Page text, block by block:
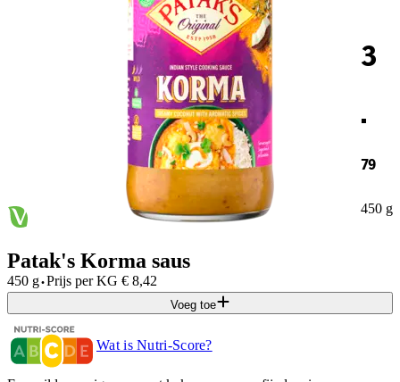
3
.
79
450 g
Patak's Korma saus
450 g·Prijs per KG € 8,42
Voeg toe
Wat is Nutri-Score?